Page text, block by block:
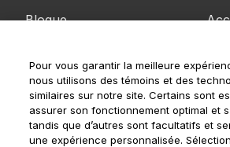
Blogue
Pour vous garantir la meilleure
nous utilisons des témoins et des
similaires sur notre site. Certains sont
assurer son fonctionnement optimal et
tandis que d’autres sont facultatifs et
une expérience personnalisée.